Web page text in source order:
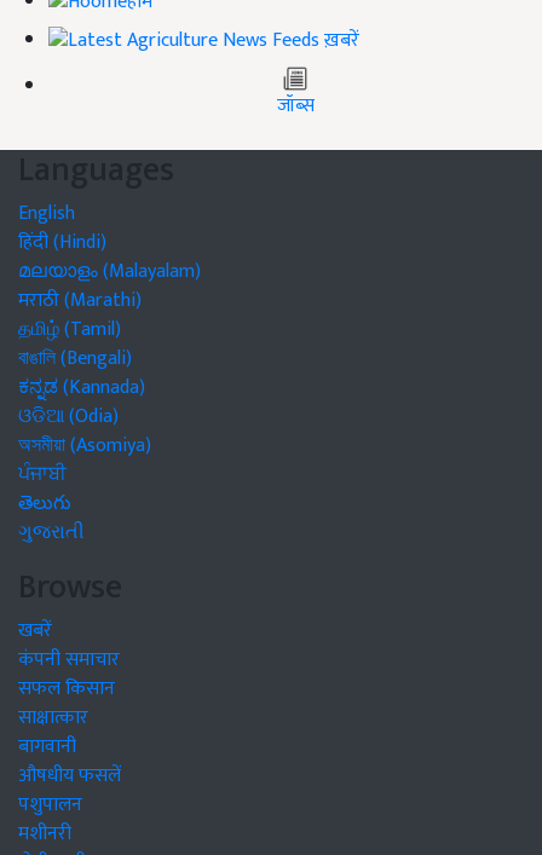
ख़बरें
जॉब्स
Languages
English
हिंदी (Hindi)
മലയാളം (Malayalam)
मराठी (Marathi)
தமிழ் (Tamil)
বাঙালি (Bengali)
ಕನ್ನಡ (Kannada)
ଓଡିଆ (Odia)
অসমীয়া (Asomiya)
ਪੰਜਾਬੀ
తెలుగు
ગુજરાતી
Browse
खबरें
कंपनी समाचार
सफल किसान
साक्षात्कार
बागवानी
औषधीय फसलें
पशुपालन
मशीनरी